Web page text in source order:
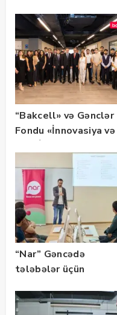
təqdim edilir
“Bakcell» və Gənclər
Fondu «İnnovasiya və
təqaüd proqramının
qalibləri ilə görüş
keçirib
“Nar” Gəncədə
tələbələr üçün
təlimləri təşkil edib